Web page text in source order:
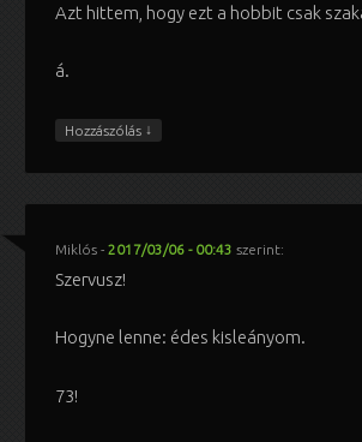
Azt hittem, hogy ezt a hobbit csak
á.
Hozzászólás ↓
Miklós- 2017/03/06 - 00:43 szerint:
Szervusz!
Hogyne lenne: édes kisleányom.
73!